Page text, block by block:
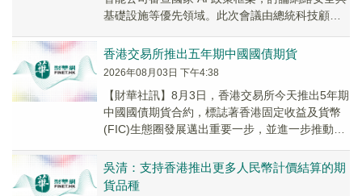
基礎設施等優先領域。此次會議由總統科技顧問
香港交易所推出五年期中國國債期貨
2026年08月03日 下午4:38
【財華社訊】8月3日，香港交易所今天推出5年期
中國國債期貨合約，標誌著香港固定收益及貨幣
(FIC)生態圈發展邁出重要一步，並進一步推動香
債...
吳清：支持香港推出更多人民幣計價結算的期
貨品種